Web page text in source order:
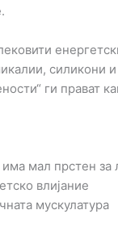
силикони
ги прават
има мал прстен
влијание
мускулатура